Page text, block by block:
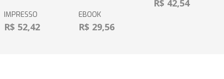
IMPRESSO
R$ 52,42
EBOOK
R$ 29,56
R$ 42,54